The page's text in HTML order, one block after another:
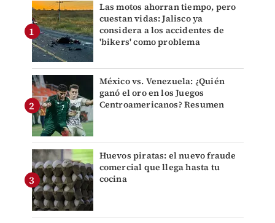
Las motos ahorran tiempo, pero
cuestan vidas: Jalisco ya
considera a los accidentes de
'bikers' como problema
México vs. Venezuela: ¿Quién
ganó el oro en los Juegos
Centroamericanos? Resumen
Huevos piratas: el nuevo fraude
comercial que llega hasta tu
cocina